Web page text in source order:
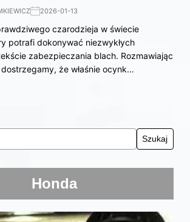
2026-01-13
czarodzieja w świecie
potrafi dokonywać niezwykłych
zabezpieczania blach. Rozmawiając
dostrzegamy, że właśnie ocynk…
Honda